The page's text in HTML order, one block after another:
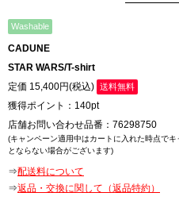
Washable
CADUNE
STAR WARS/T-shirt
定価 15,400円(税込) 送料無料
獲得ポイント： 140pt
店舗お問い合わせ品番： 76298750
(キャンペーン適用中はカートに入れた時点で
とならない場合がございます)
⇒配送料について
⇒返品・交換に関して（返品特約）